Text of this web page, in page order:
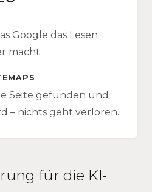
Google das Lesen
macht.
Seite gefunden und
– nichts geht verloren.
für die KI-